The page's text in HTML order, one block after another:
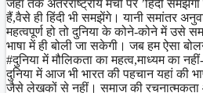
जहां तक अंतरराष्ट्रीय मंचों पर ’हिंदी
हैं,वैसे ही हिंदी भी समझेंगे। यानी समांतर
महत्वपूर्ण हो तो दुनिया के कोने-कोने में उसे
भाषा में ही बोली जा सकेगी। जब हम ऐसा
#दुनिया में मौलिकता का महत्व,माध्यम का नहीं-
दुनिया में आज भी भारत की पहचान यहां की
जैसे लेखकों से नहीं। समाज की रचनात्मकता